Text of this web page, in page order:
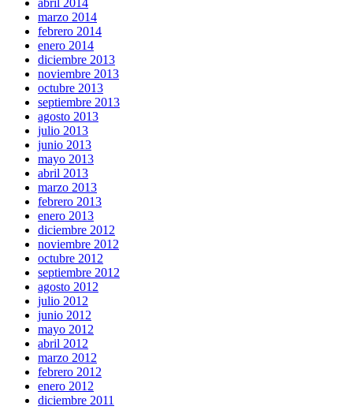
abril 2014
marzo 2014
febrero 2014
enero 2014
diciembre 2013
noviembre 2013
octubre 2013
septiembre 2013
agosto 2013
julio 2013
junio 2013
mayo 2013
abril 2013
marzo 2013
febrero 2013
enero 2013
diciembre 2012
noviembre 2012
octubre 2012
septiembre 2012
agosto 2012
julio 2012
junio 2012
mayo 2012
abril 2012
marzo 2012
febrero 2012
enero 2012
diciembre 2011